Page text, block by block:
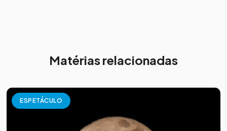
Matérias relacionadas
ESPETÁCULO